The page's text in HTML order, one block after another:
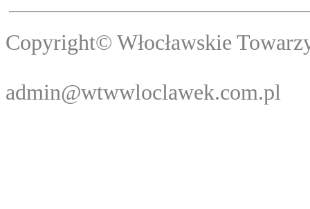
Copyright©
admin@wtwwloclawek.com.pl